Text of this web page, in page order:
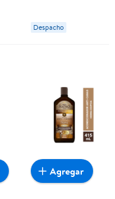
Despacho
Agregar